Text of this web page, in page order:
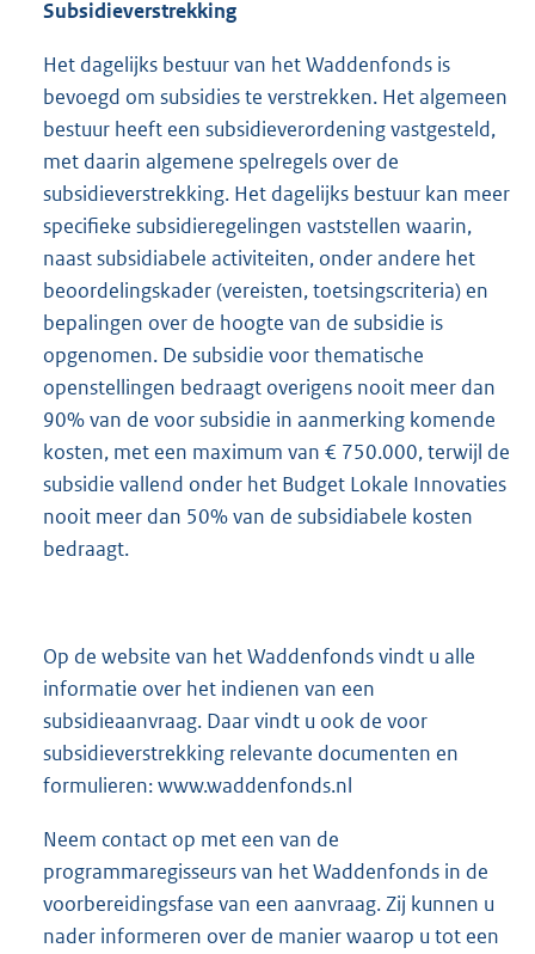
Subsidieverstrekking
Het dagelijks bestuur van het Waddenfonds is
bevoegd om subsidies te verstrekken. Het algemeen
bestuur heeft een subsidieverordening vastgesteld,
met daarin algemene spelregels over de
subsidieverstrekking. Het dagelijks bestuur kan meer
specifieke subsidieregelingen vaststellen waarin,
naast subsidiabele activiteiten, onder andere het
beoordelingskader (vereisten, toetsingscriteria) en
bepalingen over de hoogte van de subsidie is
opgenomen. De subsidie voor thematische
openstellingen bedraagt overigens nooit meer dan
90% van de voor subsidie in aanmerking komende
kosten, met een maximum van € 750.000, terwijl de
subsidie vallend onder het Budget Lokale Innovaties
nooit meer dan 50% van de subsidiabele kosten
bedraagt.
Op de website van het Waddenfonds vindt u alle
informatie over het indienen van een
subsidieaanvraag. Daar vindt u ook de voor
subsidieverstrekking relevante documenten en
formulieren: www.waddenfonds.nl
Neem contact op met een van de
programmaregisseurs van het Waddenfonds in de
voorbereidingsfase van een aanvraag. Zij kunnen u
nader informeren over de manier waarop u tot een